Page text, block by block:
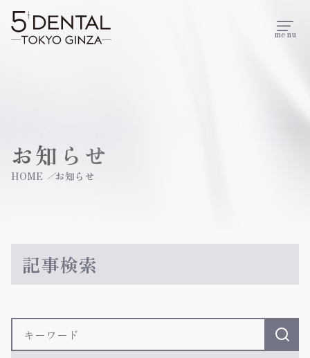
menu
News
お知らせ
HOME お知らせ
記事検索